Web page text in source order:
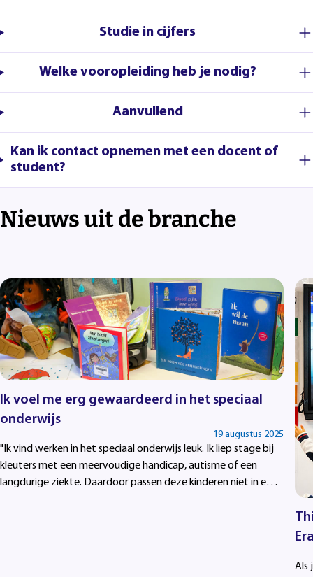
Studie in cijfers
Welke vooropleiding heb je nodig?
Aanvullend
Kan ik contact opnemen met een docent of
student?
Nieuws uit de branche
Ik voel me erg gewaardeerd in het speciaal
onderwijs
19 augustus 2025
"Ik vind werken in het speciaal onderwijs leuk. Ik liep stage bij
kleuters met een meervoudige handicap, autisme of een
langdurige ziekte. Daardoor passen deze kinderen niet in een
Als